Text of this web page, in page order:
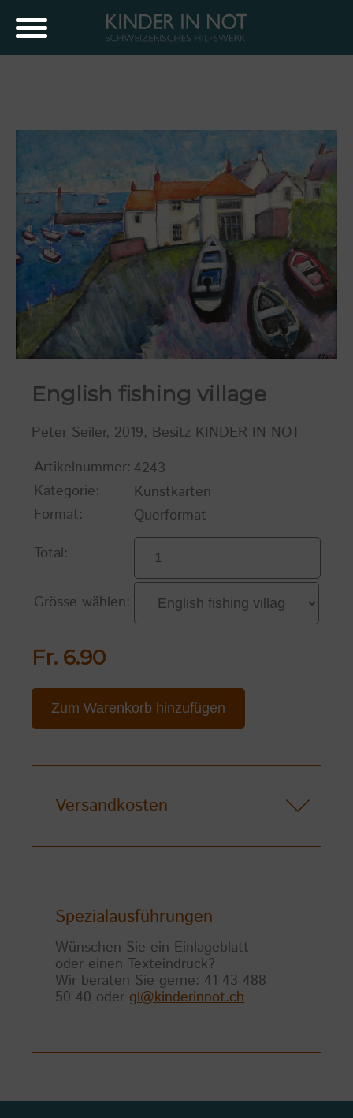
English fishing village
Peter Seiler, 2019, Besitz KINDER IN NOT
Artikelnummer: 4243
Kategorie:
Kunstkarten
Format:
Querformat
Total:
Grösse wählen:
Fr. 6.90
Zum Warenkorb hinzufügen
Versandkosten
Spezialausführungen
Wünschen Sie ein Einlageblatt
oder einen Texteindruck?
Wir beraten Sie gerne: 41 43 488
50 40 oder gl@kinderinnot.ch